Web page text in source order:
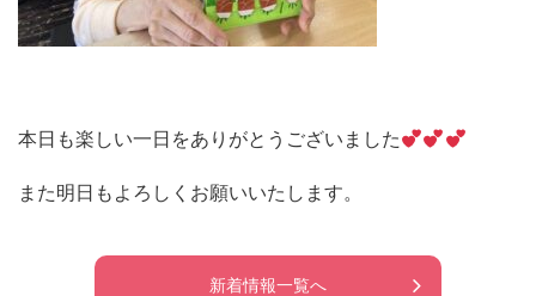
本日も楽しい一日をありがとうございました
また明日もよろしくお願いいたします。
新着情報一覧へ